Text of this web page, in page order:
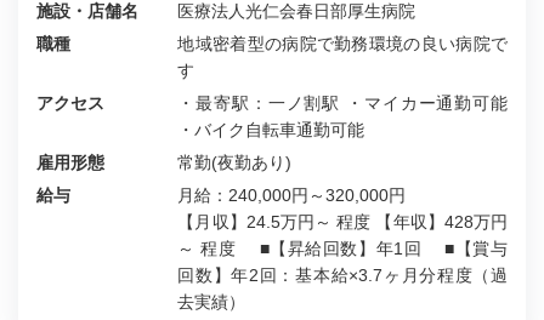
施設・店舗名
医療法人光仁会春日部厚生病院
職種
地域密着型の病院で勤務環境の良い病院で
す
アクセス
・最寄駅：一ノ割駅 ・マイカー通勤可能
・バイク自転車通勤可能
雇用形態
常勤(夜勤あり)
給与
月給：240,000円～320,000円
【月収】24.5万円～ 程度 【年収】428万円
～ 程度 ■【昇給回数】年1回 ■【賞与
回数】年2回：基本給×3.7ヶ月分程度（過
去実績）